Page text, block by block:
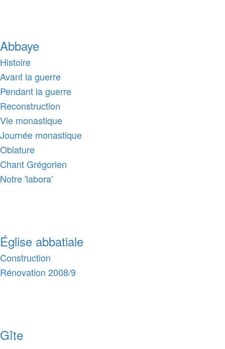
Abbaye
Histoire
Avant la guerre
Pendant la guerre
Reconstruction
Vie monastique
Journée monastique
Oblature
Chant Grégorien
Notre 'labora'
Église abbatiale
Construction
Rénovation 2008/9
Gîte